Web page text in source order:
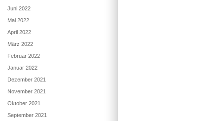
Juni 2022
Mai 2022
April 2022
März 2022
Februar 2022
Januar 2022
Dezember 2021
November 2021
Oktober 2021
September 2021